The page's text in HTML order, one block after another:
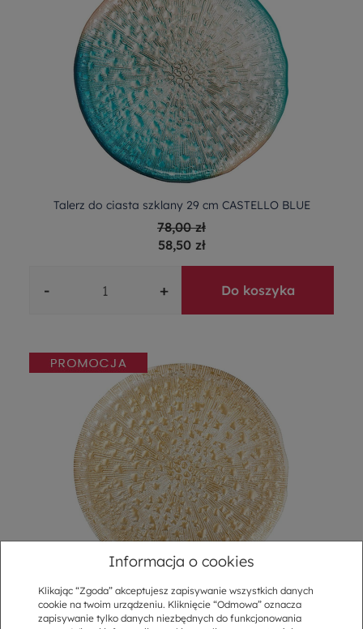
Talerz do ciasta szklany 29 cm CASTELLO BLUE
78,00 zł
58,50 zł
- + Do koszyka
Talerz do ciasta szklany 29 cm CASTELLO GOLD
98,00 zł
Informacja o cookies
Klikając “Zgoda” akceptujesz zapisywanie wszystkich danych
cookie na twoim urządzeniu. Kliknięcie “Odmowa” oznacza
zapisywanie tylko danych niezbędnych do funkcjonowania